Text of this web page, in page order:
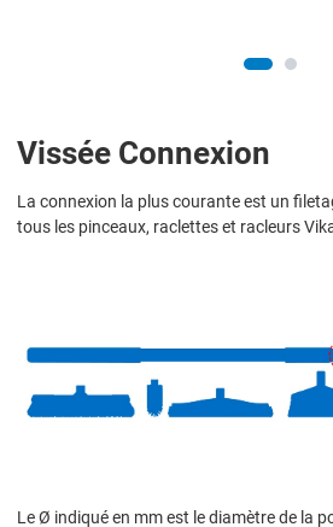
Vissée Connexion
La connexion la plus courante est un
tous les pinceaux, raclettes et racleurs
Le Ø indiqué en mm est le diamètre de la